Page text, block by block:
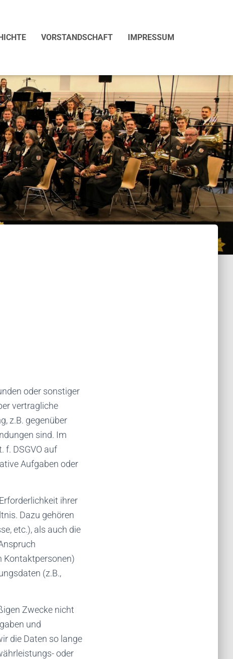
VORSTANDSCHAFT IMPRESSUM
oder sonstiger
vertragliche
z.B. gegenüber
sind. Im
f. DSGVO auf
Aufgaben oder
ihrer
Dazu gehören
etc.), als auch die
Kontaktpersonen)
(z.B.,
Zwecke nicht
und
die Daten so lange
oder